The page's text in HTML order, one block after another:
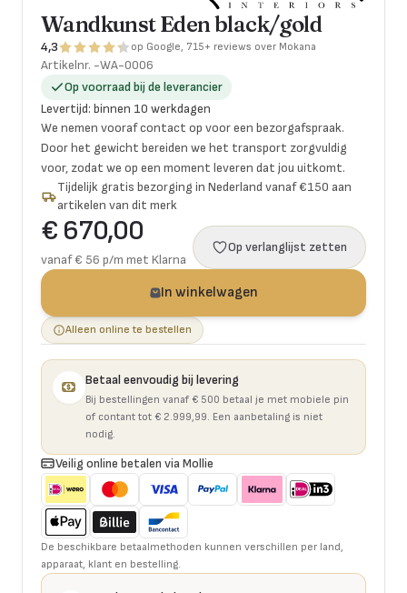
Wandkunst Eden black/gold
4,3 op Google, 715+ reviews over Mokana
Artikelnr. -WA-0006
Op voorraad bij de leverancier
Levertijd: binnen 10 werkdagen
We nemen vooraf contact op voor een bezorgafspraak.
Door het gewicht bereiden we het transport zorgvuldig
voor, zodat we op een moment leveren dat jou uitkomt.
Tijdelijk gratis bezorging in Nederland vanaf €150 aan
artikelen van dit merk
€ 670,00
vanaf € 56 p/m met Klarna
Op verlanglijst zetten
In winkelwagen
Alleen online te bestellen
Betaal eenvoudig bij levering
Bij bestellingen vanaf € 500 betaal je met mobiele pin
of contant tot € 2.999,99. Een aanbetaling is niet
nodig.
Veilig online betalen via Mollie
De beschikbare betaalmethoden kunnen verschillen per land,
apparaat, klant en bestelling.